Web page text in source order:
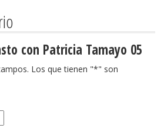
con Patricia Tamayo 05
Los que tienen "*" son